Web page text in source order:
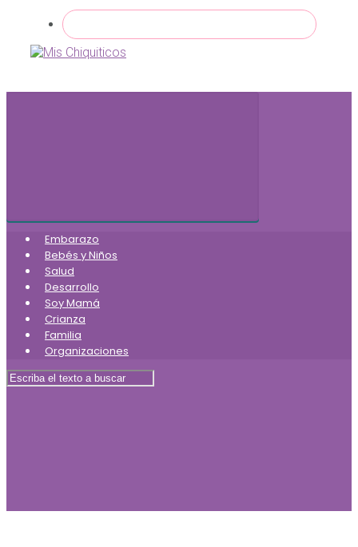
Embarazo
Bebés y Niños
Salud
Desarrollo
Soy Mamá
Crianza
Familia
Organizaciones